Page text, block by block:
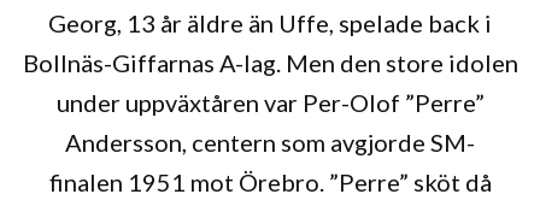
Georg, 13 år äldre än Uffe, spelade back i
Bollnäs-Giffarnas A-lag. Men den store idolen
under uppväxtåren var Per-Olof ”Perre”
Andersson, centern som avgjorde SM-
finalen 1951 mot Örebro. ”Perre” sköt då